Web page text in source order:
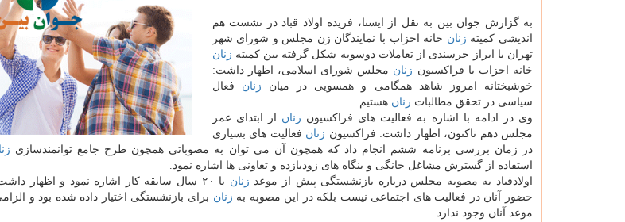
به گزارش جوان بین به نقل از ایسنا، فریده اولاد قباد در نشست هم
اندیشی كمیته زنان خانه احزاب با نمایندگان زن مجلس و شورای شهر
تهران با ابراز خرسندی از تعاملات دوسویه شكل گرفته بین كمیته زنان
خانه احزاب با فراكسیون زنان مجلس شورای اسلامی، اظهار داشت:
خوشبختانه امروز شاهد همگامی و همسویی در میان زنان فعال
سیاسی در تحقق مطالبات زنان هستیم.
وی در ادامه با اشاره به فعالیت های فراكسیون زنان از ابتدای عمر
مجلس دهم تاكنون، اظهار داشت: فراكسیون زنان فعالیت های بسیاری
در زمان بررسی برنامه ششم انجام داد كه همچون آن می توان به مصوباتی همچون طرح جامع توانمندسازی
استفاده از گسترش مشاغل خانگی و بنگاه های زودبازده و تعاونی ها اشاره نمود.
اولادقباد به مصوبه مجلس درباره بازنشستگی پیش از موعد زنان
با ۲۰ سال سابقه كار اشاره نمود و اظهار
حضور آنان در فعالیت های اجتماعی نیست بلكه در این مصوبه به زنان برای بازنشستگی اختیار داده شده بود و
موعد آنان وجود ندارد.